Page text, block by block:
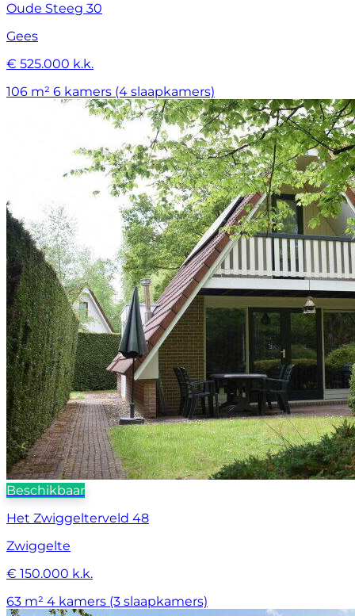
Oude Steeg 30
Gees
€ 525.000 k.k.
106 m² 6 kamers (4 slaapkamers)
Beschikbaar
Het Zwiggelterveld 48
Zwiggelte
€ 150.000 k.k.
63 m² 4 kamers (3 slaapkamers)